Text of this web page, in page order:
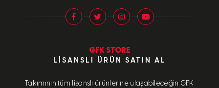
GFK STORE
LISANSLI ÜRÜN SATIN AL
Takımının tüm lisanslı ürünlerine ulaşabileceğin GFK